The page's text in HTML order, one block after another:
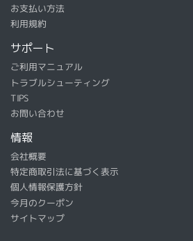
お支払い方法
利用規約
サポート
ご利用マニュアル
トラブルシューティング
TIPS
お問い合わせ
情報
会社概要
特定商取引法に基づく表示
個人情報保護方針
今月のクーポン
サイトマップ